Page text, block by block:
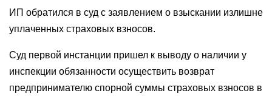
ИП обратился в суд с заявлением о взыскании излишне
уплаченных страховых взносов.
Суд первой инстанции пришел к выводу о наличии у
инспекции обязанности осуществить возврат
предпринимателю спорной суммы страховых взносов в